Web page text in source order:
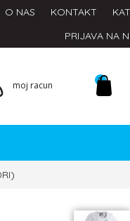
O NAS KONTAKT
PRIJAVA NA
moj racun 0